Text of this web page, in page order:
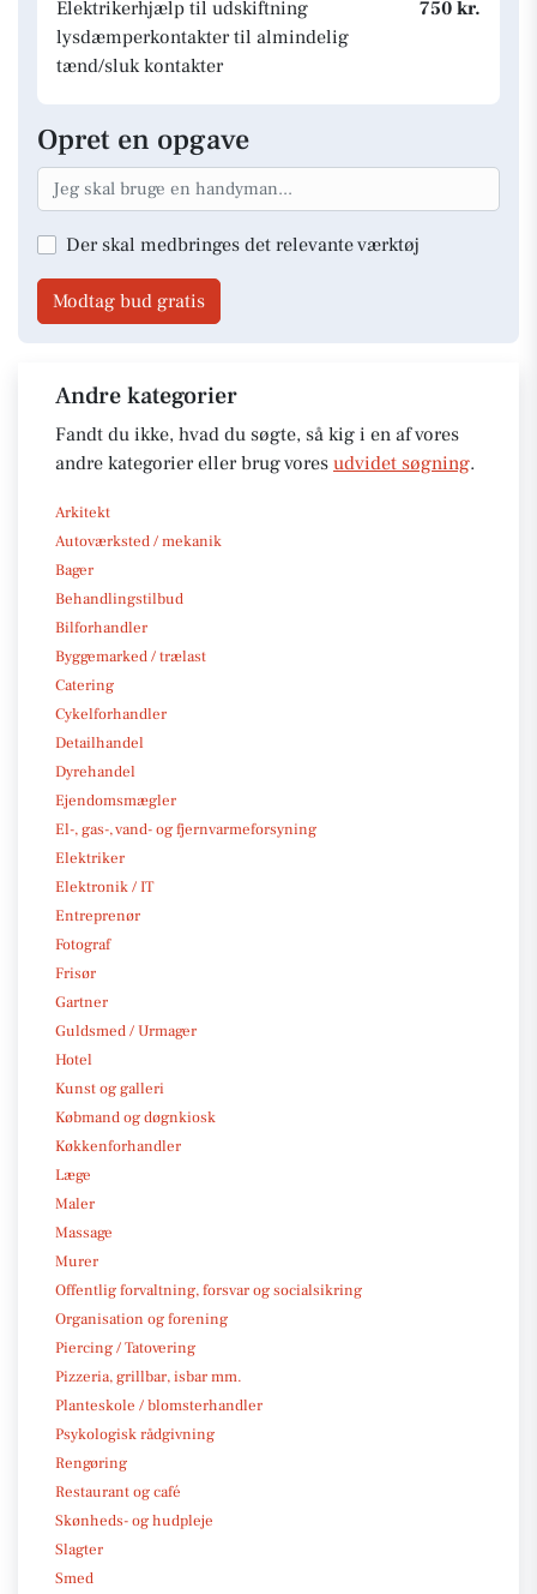
Elektrikerhjælp til udskiftning
lysdæmperkontakter til almindelig
tænd/sluk kontakter
750 kr.
Opret en opgave
Der skal medbringes det relevante værktøj
Modtag bud gratis
Andre kategorier
Fandt du ikke, hvad du søgte, så kig i en af vores
andre kategorier eller brug vores udvidet søgning.
Arkitekt
Autoværksted / mekanik
Bager
Behandlingstilbud
Bilforhandler
Byggemarked / trælast
Catering
Cykelforhandler
Detailhandel
Dyrehandel
Ejendomsmægler
El-, gas-, vand- og fjernvarmeforsyning
Elektriker
Elektronik / IT
Entreprenør
Fotograf
Frisør
Gartner
Guldsmed / Urmager
Hotel
Kunst og galleri
Købmand og døgnkiosk
Køkkenforhandler
Læge
Maler
Massage
Murer
Offentlig forvaltning, forsvar og socialsikring
Organisation og forening
Piercing / Tatovering
Pizzeria, grillbar, isbar mm.
Planteskole / blomsterhandler
Psykologisk rådgivning
Rengøring
Restaurant og café
Skønheds- og hudpleje
Slagter
Smed